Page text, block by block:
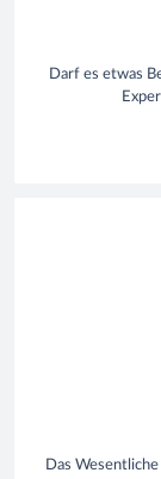
Darf es etwas
Das